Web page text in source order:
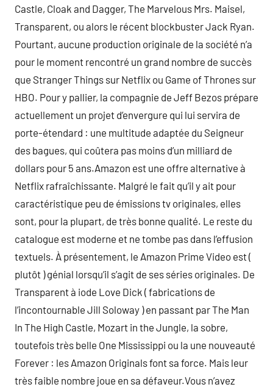
Castle, Cloak and Dagger, The Marvelous Mrs. Maisel,
Transparent, ou alors le récent blockbuster Jack Ryan.
Pourtant, aucune production originale de la société n’a
pour le moment rencontré un grand nombre de succès
que Stranger Things sur Netflix ou Game of Thrones sur
HBO. Pour y pallier, la compagnie de Jeff Bezos prépare
actuellement un projet d’envergure qui lui servira de
porte-étendard : une multitude adaptée du Seigneur
des bagues, qui coûtera pas moins d’un milliard de
dollars pour 5 ans.Amazon est une offre alternative à
Netflix rafraîchissante. Malgré le fait qu’il y ait pour
caractéristique peu de émissions tv originales, elles
sont, pour la plupart, de très bonne qualité. Le reste du
catalogue est moderne et ne tombe pas dans l’effusion
textuels. À présentement, le Amazon Prime Video est (
plutôt ) génial lorsqu’il s’agit de ses séries originales. De
Transparent à iode Love Dick ( fabrications de
l’incontournable Jill Soloway ) en passant par The Man
In The High Castle, Mozart in the Jungle, la sobre,
toutefois très belle One Mississippi ou la une nouveauté
Forever : les Amazon Originals font sa force. Mais leur
très faible nombre joue en sa défaveur.Vous n’avez